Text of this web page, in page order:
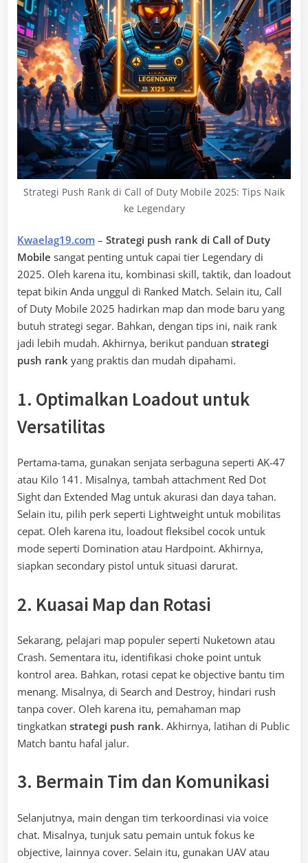
Strategi Push Rank di Call of Duty Mobile 2025: Tips Naik
ke Legendary
Kwaelag19.com – Strategi push rank di Call of Duty
Mobile sangat penting untuk capai tier Legendary di
2025. Oleh karena itu, kombinasi skill, taktik, dan loadout
tepat bikin Anda unggul di Ranked Match. Selain itu, Call
of Duty Mobile 2025 hadirkan map dan mode baru yang
butuh strategi segar. Bahkan, dengan tips ini, naik rank
jadi lebih mudah. Akhirnya, berikut panduan strategi
push rank yang praktis dan mudah dipahami.
1. Optimalkan Loadout untuk
Versatilitas
Pertama-tama, gunakan senjata serbaguna seperti AK-47
atau Kilo 141. Misalnya, tambah attachment Red Dot
Sight dan Extended Mag untuk akurasi dan daya tahan.
Selain itu, pilih perk seperti Lightweight untuk mobilitas
cepat. Oleh karena itu, loadout fleksibel cocok untuk
mode seperti Domination atau Hardpoint. Akhirnya,
siapkan secondary pistol untuk situasi darurat.
2. Kuasai Map dan Rotasi
Sekarang, pelajari map populer seperti Nuketown atau
Crash. Sementara itu, identifikasi choke point untuk
kontrol area. Bahkan, rotasi cepat ke objective bantu tim
menang. Misalnya, di Search and Destroy, hindari rush
tanpa cover. Oleh karena itu, pemahaman map
tingkatkan strategi push rank. Akhirnya, latihan di Public
Match bantu hafal jalur.
3. Bermain Tim dan Komunikasi
Selanjutnya, main dengan tim terkoordinasi via voice
chat. Misalnya, tunjuk satu pemain untuk fokus ke
objective, lainnya cover. Selain itu, gunakan UAV atau